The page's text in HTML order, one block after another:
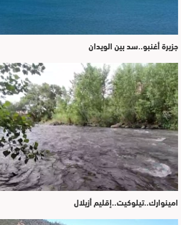
جزيرة أغنبو..سد بين الويدان
امينوارك..تيلوكيت..إقليم أزيلال